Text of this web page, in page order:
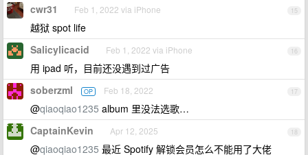
15
cwr31 Feb 1, 2022 via iPhone
越狱 spot life
16
Salicylicacid Feb 1, 2022 via iPhone
用 ipad 听，目前还没遇到过广告
17
soberzml OP Feb 18, 2022
@qiaoqiao1235 album 里没法选歌…
18
CaptainKevin Apr 12, 2025
@qiaoqiao1235 最近 Spotify 解锁会员怎么不能用了大佬